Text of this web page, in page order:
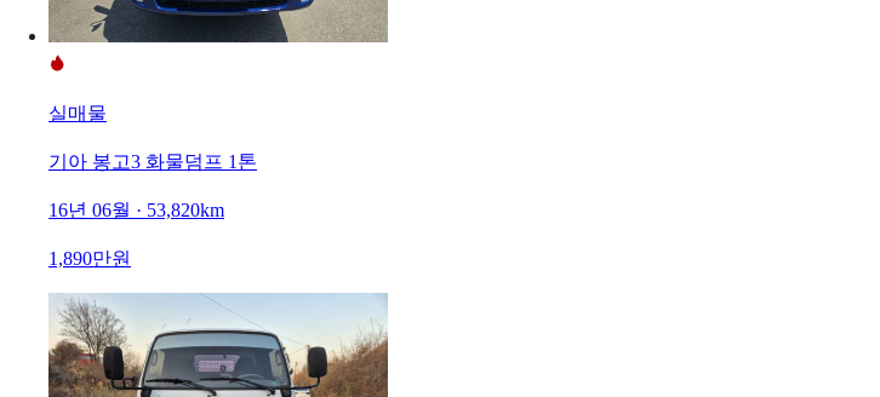
실매물
기아 봉고3 화물덤프 1톤
16년 06월 · 53,820km
1,890만원